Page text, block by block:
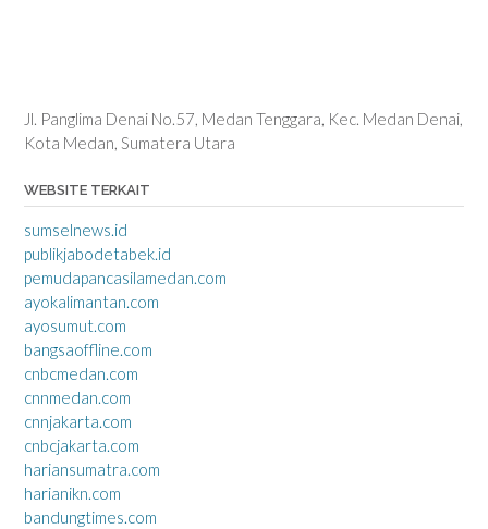
Jl. Panglima Denai No.57, Medan Tenggara, Kec. Medan Denai,
Kota Medan, Sumatera Utara
WEBSITE TERKAIT
sumselnews.id
publikjabodetabek.id
pemudapancasilamedan.com
ayokalimantan.com
ayosumut.com
bangsaoffline.com
cnbcmedan.com
cnnmedan.com
cnnjakarta.com
cnbcjakarta.com
hariansumatra.com
harianikn.com
bandungtimes.com